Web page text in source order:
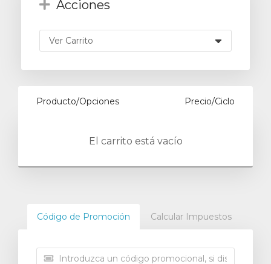
Acciones
Producto/Opciones Precio/Ciclo
El carrito está vacío
Código de Promoción Calcular Impuestos